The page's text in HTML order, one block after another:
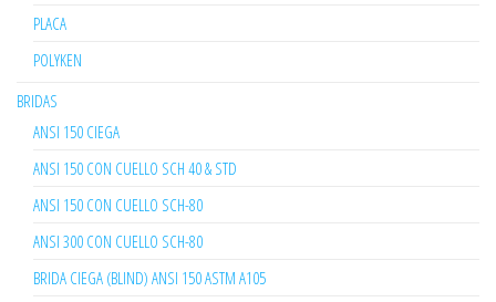
PLACA
POLYKEN
BRIDAS
ANSI 150 CIEGA
ANSI 150 CON CUELLO SCH 40 & STD
ANSI 150 CON CUELLO SCH-80
ANSI 300 CON CUELLO SCH-80
BRIDA CIEGA (BLIND) ANSI 150 ASTM A105